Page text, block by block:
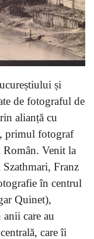
și
de fotograful de
alianță cu
primul fotograf
Român. Venit la
Franz
în centrul
Quinet),
care au
care îi